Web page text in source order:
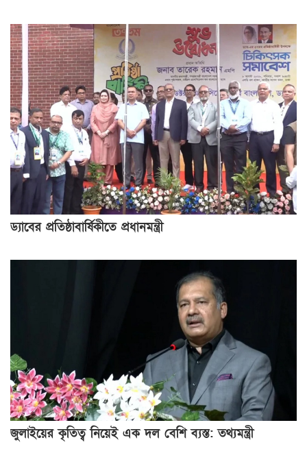
ড্যাবের প্রতিষ্ঠাবার্ষিকীতে প্রধানমন্ত্রী
জুলাইয়ের কৃতিত্ব নিয়েই এক দল বেশি ব্যস্ত: তথ্যমন্ত্রী